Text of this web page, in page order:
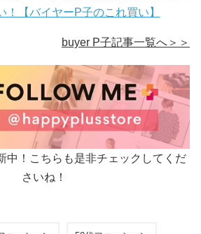
！【バイヤーP子のこれ買い】
buyer P子記事一覧へ＞＞
中！こちらも是非チェックしてくだ
さいね！